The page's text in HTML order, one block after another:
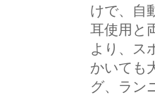
けで、自
耳使用と
より、ス
かいても
グ、ラン